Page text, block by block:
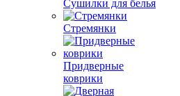
Сушилки для белья
Стремянки
Придверные
коврики